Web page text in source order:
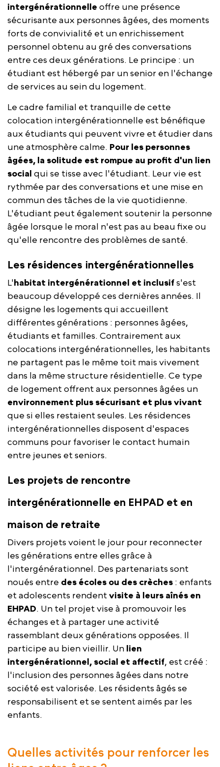
intergénérationnelle offre une présence
sécurisante aux personnes âgées, des moments
forts de convivialité et un enrichissement
personnel obtenu au gré des conversations
entre ces deux générations. Le principe : un
étudiant est hébergé par un senior en l'échange
de services au sein du logement.
Le cadre familial et tranquille de cette
colocation intergénérationnelle est bénéfique
aux étudiants qui peuvent vivre et étudier dans
une atmosphère calme. Pour les personnes
âgées, la solitude est rompue au profit d'un lien
social qui se tisse avec l'étudiant. Leur vie est
rythmée par des conversations et une mise en
commun des tâches de la vie quotidienne.
L'étudiant peut également soutenir la personne
âgée lorsque le moral n'est pas au beau fixe ou
qu'elle rencontre des problèmes de santé.
Les résidences intergénérationnelles
L'habitat intergénérationnel et inclusifs'est
beaucoup développé ces dernières années. Il
désigne les logements qui accueillent
différentes générations : personnes âgées,
étudiants et familles. Contrairement aux
colocations intergénérationnelles, les habitants
ne partagent pas le même toit mais vivement
dans la même structure résidentielle. Ce type
de logement offrent aux personnes âgées un
environnement plus sécurisant et plus vivant
que si elles restaient seules. Les résidences
intergénérationnelles disposent d'espaces
communs pour favoriser le contact humain
entre jeunes et seniors.
Les projets de rencontre
intergénérationnelle en EHPAD et en
maison de retraite
Divers projets voient le jour pour reconnecter
les générations entre elles grâce à
l'intergénérationnel. Des partenariats sont
noués entre des écoles ou des crèches : enfants
et adolescents rendentvisite à leurs aînés en
EHPAD. Un tel projet vise à promouvoir les
échanges et à partager une activité
rassemblant deux générations opposées. Il
participe au bien vieillir. Un lien
intergénérationnel, social et affectif, est créé :
l'inclusion des personnes âgées dans notre
société est valorisée. Les résidents âgés se
responsabilisent et se sentent aimés par les
enfants.
Quelles activités pour renforcer les